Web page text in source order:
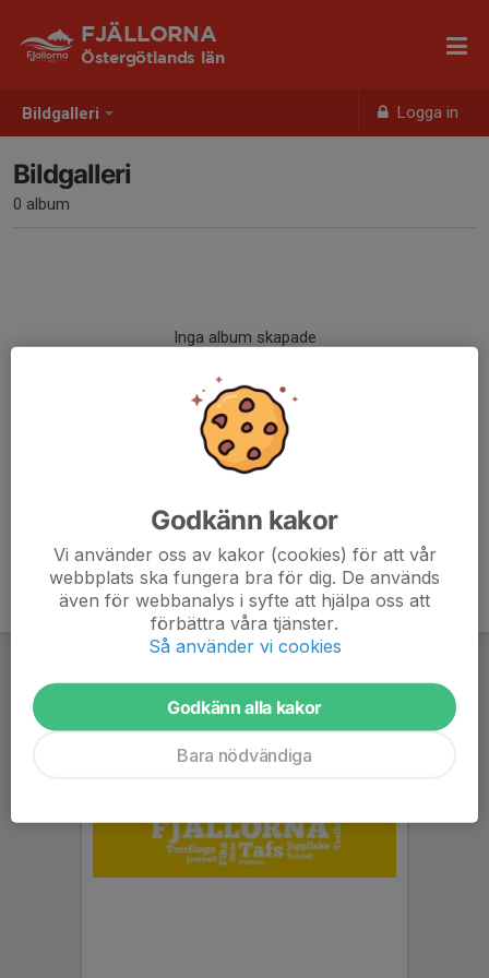
Bildgalleri Logga in
FJÄLLORNA
Östergötlands län
Bildgalleri
0 album
Inga album skapade
Godkänn kakor
Vi använder oss av kakor (cookies) för att vår
webbplats ska fungera bra för dig. De används
även för webbanalys i syfte att hjälpa oss att
förbättra våra tjänster.
Så använder vi cookies
Godkänn alla kakor
Bara nödvändiga